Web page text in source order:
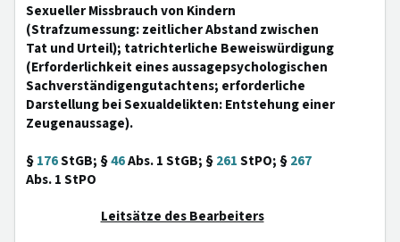
Sexueller Missbrauch von Kindern
(Strafzumessung: zeitlicher Abstand zwischen
Tat und Urteil); tatrichterliche Beweiswürdigung
(Erforderlichkeit eines aussagepsychologischen
Sachverständigengutachtens; erforderliche
Darstellung bei Sexualdelikten: Entstehung einer
Zeugenaussage).
§176StGB; §46Abs. 1 StGB; §261StPO; §267
Abs. 1 StPO
Leitsätze des Bearbeiters